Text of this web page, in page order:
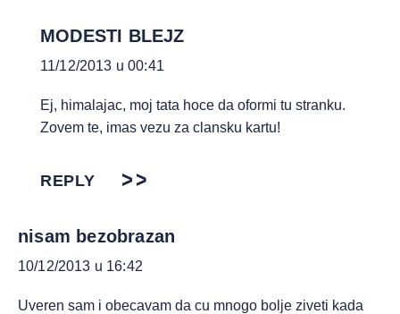
MODESTI BLEJZ
11/12/2013 u 00:41
Ej, himalajac, moj tata hoce da oformi tu stranku.
Zovem te, imas vezu za clansku kartu!
REPLY
nisam bezobrazan
10/12/2013 u 16:42
Uveren sam i obecavam da cu mnogo bolje ziveti kada